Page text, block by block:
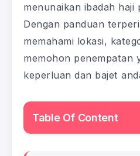
menunaikan ibadah haji
Dengan panduan
memahami lokasi,
memohon penempatan
keperluan dan bajet
Table Of Content